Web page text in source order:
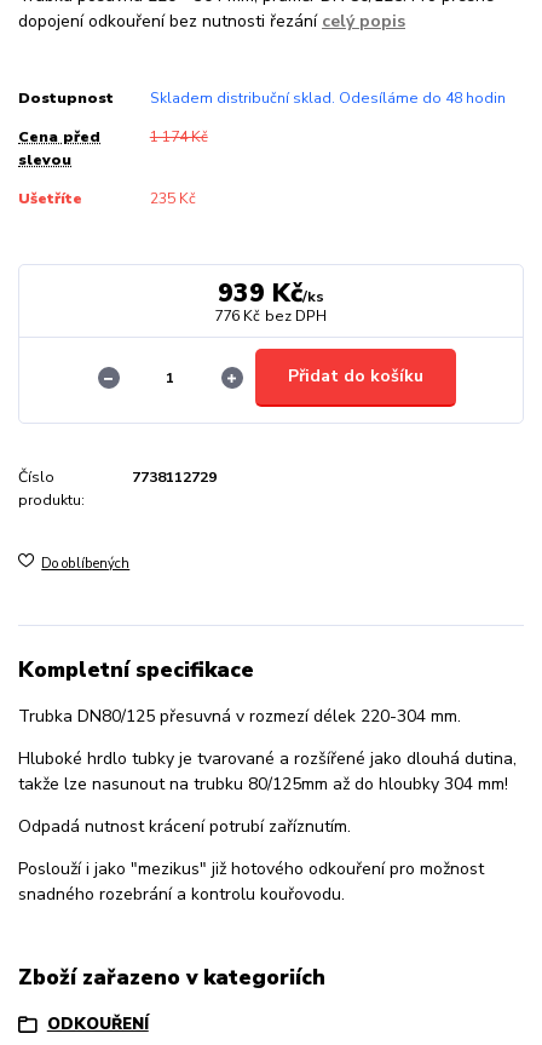
dopojení odkouření bez nutnosti řezání celý popis
Dostupnost Skladem distribuční sklad. Odesíláme do 48 hodin
Cena před
slevou
1 174 Kč
Ušetříte 235 Kč
939 Kč/ks
776 Kč bez DPH
Přidat do košíku
Číslo
produktu:
7738112729
Do oblíbených
Kompletní specifikace
Trubka DN80/125 přesuvná v rozmezí délek 220-304 mm.
Hluboké hrdlo tubky je tvarované a rozšířené jako dlouhá dutina,
takže lze nasunout na trubku 80/125mm až do hloubky 304 mm!
Odpadá nutnost krácení potrubí zaříznutím.
Poslouží i jako "mezikus" již hotového odkouření pro možnost
snadného rozebrání a kontrolu kouřovodu.
Zboží zařazeno v kategoriích
ODKOUŘENÍ